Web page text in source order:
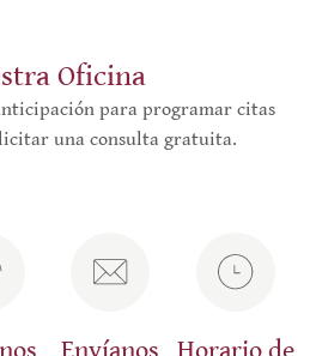
Oficina
para programar citas
una consulta gratuita.